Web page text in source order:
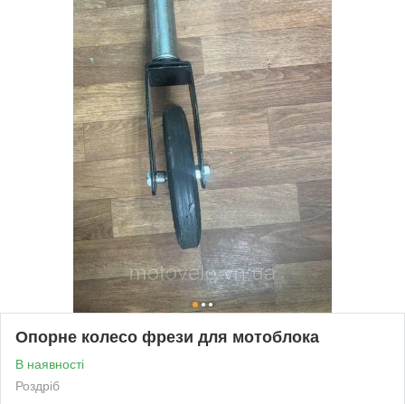
Опорне колесо фрези для мотоблока
В наявності
Роздріб